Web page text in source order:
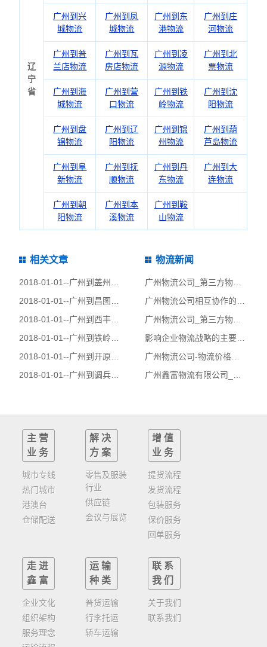
辽
宁
省
广州到兴
城物流
广州到凤
城物流
广州到东
港物流
广州到庄
河物流
广州到普
兰店物流
广州到瓦
房店物流
广州到凌
源物流
广州到北
票物流
广州到海
城物流
广州到营
口物流
广州到铁
岭物流
广州到沈
阳物流
广州到盘
锦物流
广州到辽
阳物流
广州到锦
州物流
广州到葫
芦岛物流
广州到阜
新物流
广州到抚
顺物流
广州到丹
东物流
广州到大
连物流
广州到朝
阳物流
广州到本
溪物流
广州到鞍
山物流
相关文章
2018-01-01--广州到盖州物流公司|广州到盖州货运公司
2018-01-01--广州到昌图县物流公司|广州到昌图县货运公司
2018-01-01--广州到西丰县物流公司|广州到西丰县货运公司
2018-01-01--广州到铁岭县物流公司|广州到铁岭县货运公司
2018-01-01--广州到开原物流公司|广州到开原货运公司
2018-01-01--广州到调兵山物流公司|广州到调兵山货运公司
物流新闻
广州物流公司_第三方物流库存管理_鑫富物流
广州物流公司相互协作的双贏理念
广州物流公司_第三方物流项目管理定义
影响企业物流战略的主要因素
广州物流公司-物流价格市场
广州鑫富物流有限公司_广州物流公司_第三方物流订单管理!
主营
业务
城市专线
热门城市
港澳台
仓储配送
解决
方案
零售及服装
行业
供应链
会议与展览
增值
业务
提货流程
发货流程
包装服务
保价服务
回单服务
走进
鑫富
企业文化
组织架构
服务理念
运输
种类
普货运输
行李托运
轿车运输
联系
我们
关于我们
联系我们